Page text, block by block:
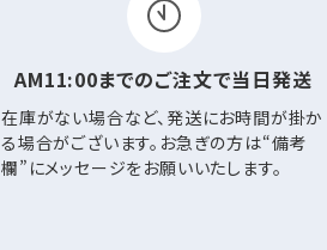
AM11:00までのご注文で当日発送
在庫がない場合など、発送にお時間が掛か
る場合がございます。お急ぎの方は“備考
欄”にメッセージをお願いいたします。